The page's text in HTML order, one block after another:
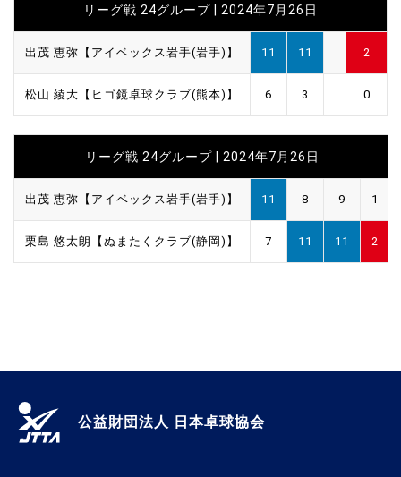
リーグ戦 24グループ | 2024年7月26日
出茂 恵弥【アイベックス岩手(岩手)】 11 11 2
松山 綾大【ヒゴ鏡卓球クラブ(熊本)】 6 3 0
リーグ戦 24グループ | 2024年7月26日
出茂 恵弥【アイベックス岩手(岩手)】 11 8 9 1
栗島 悠太朗【ぬまたくクラブ(静岡)】 7 11 11 2
公益財団法人 日本卓球協会